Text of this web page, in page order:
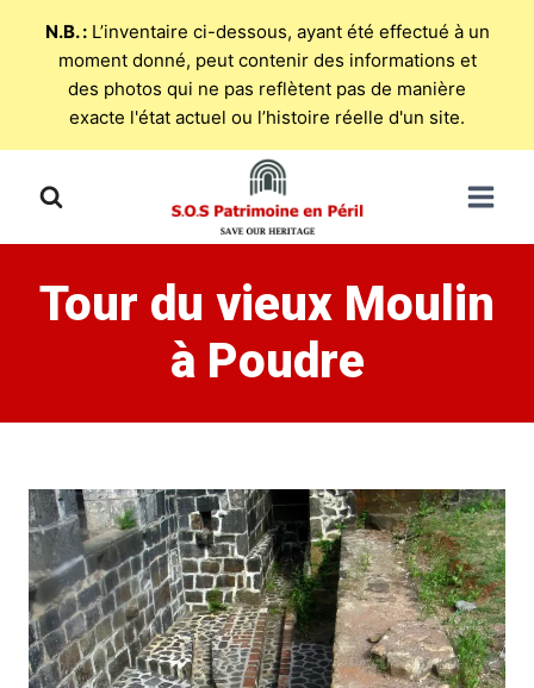
Tour du vieux Moulin
à Poudre
N.B. :L’inventaire ci-dessous, ayant été effectué à un
moment donné, peut contenir des informations et
des photos qui ne pas reflètent pas de manière
exacte l'état actuel ou l’histoire réelle d'un site.